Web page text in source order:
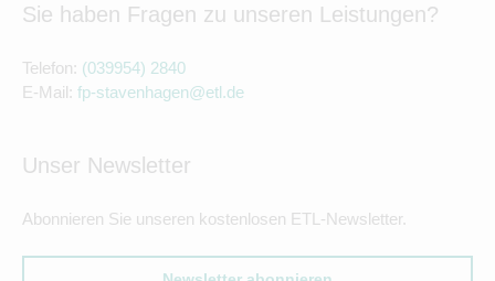
Sie haben Fragen zu unseren Leistungen?
Telefon: (039954) 2840
E-Mail: fp-stavenhagen@etl.de
Unser Newsletter
Abonnieren Sie unseren kostenlosen ETL-Newsletter.